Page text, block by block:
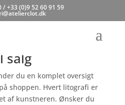
/ +33 (0)9 52 60 91 59
salg
du en komplet oversigt
shoppen. Hvert litografi er
af kunstneren. Ønsker du